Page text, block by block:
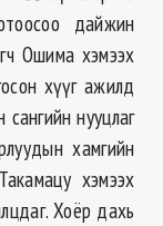
дайжин
Ошима хэмээх
хүүг ажилд
нууцлаг
хамгийн
хэмээх
Хоёр дахь